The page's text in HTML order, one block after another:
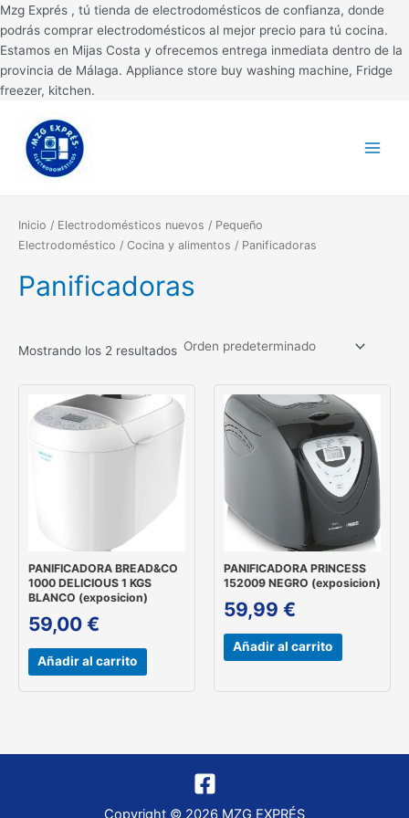
Mzg Exprés , tú tienda de electrodomésticos de confianza, donde
podrás comprar electrodomésticos al mejor precio para tú cocina.
Estamos en Mijas Costa y ofrecemos entrega inmediata dentro de la
provincia de Málaga. Appliance store buy washing machine, Fridge
freezer, kitchen.
Ir
al
contenido
Menu
Inicio / Electrodomésticos nuevos / Pequeño
Electrodoméstico / Cocina y alimentos / Panificadoras
Panificadoras
Mostrando los 2 resultados
PANIFICADORA BREAD&CO
1000 DELICIOUS 1 KGS
BLANCO (exposicion)
59,00 €
Añadir al carrito
PANIFICADORA PRINCESS
152009 NEGRO (exposicion)
59,99 €
Añadir al carrito
Copyright © 2026 MZG EXPRÉS